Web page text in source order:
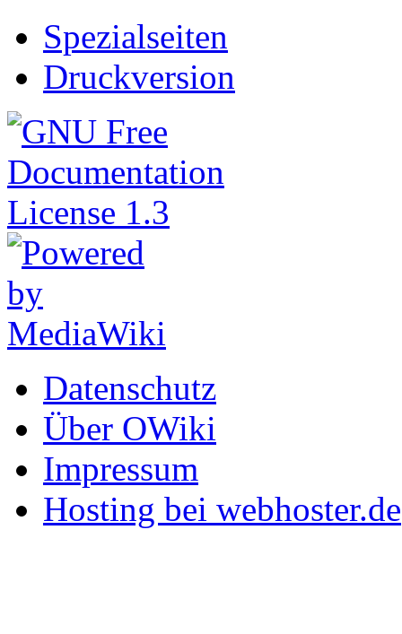
Spezialseiten
Druckversion
Datenschutz
Über OWiki
Impressum
Hosting bei webhoster.de